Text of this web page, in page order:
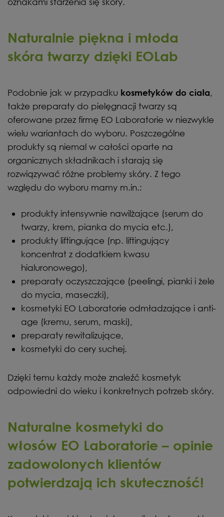
Naturalnie piękna i młoda
skóra twarzy dzięki EOLab
Podobnie jak w przypadku kosmetyków do ciała,
także preparaty do pielęgnacji twarzy są
oferowane przez firmę EO Laboratorie w niezwykle
wielu wariantach do wyboru. Poszczególne
produkty są niemal w całości oparte na
organicznych składnikach i starają się
rozwiązywać różne problemy skóry. Z tego
względu do wyboru mamy m.in.:
produkty intensywnie nawilżające (serum do
twarzy, krem, pianka do mycia etc.),
produkty liftingujące (np. liftingujący
koncentrat z dodatkiem kwasu
hialuronowego),
preparaty oczyszczające (peelingi, pianki i żele
do mycia, maseczki),
kosmetyki EO Laboratorie odmładzające i anti-
age (kremu, serum, maski),
preparaty rewitalizujące,
kosmetyki do cery suchej.
Dzięki temu każdy może znaleźć kosmetyk
odpowiedni do wieku i konkretnych potrzeb skóry.
Naturalne kosmetyki do
włosów EO Laboratorie – opinie
zadowolonych klientów
potwierdzają ich skuteczność!